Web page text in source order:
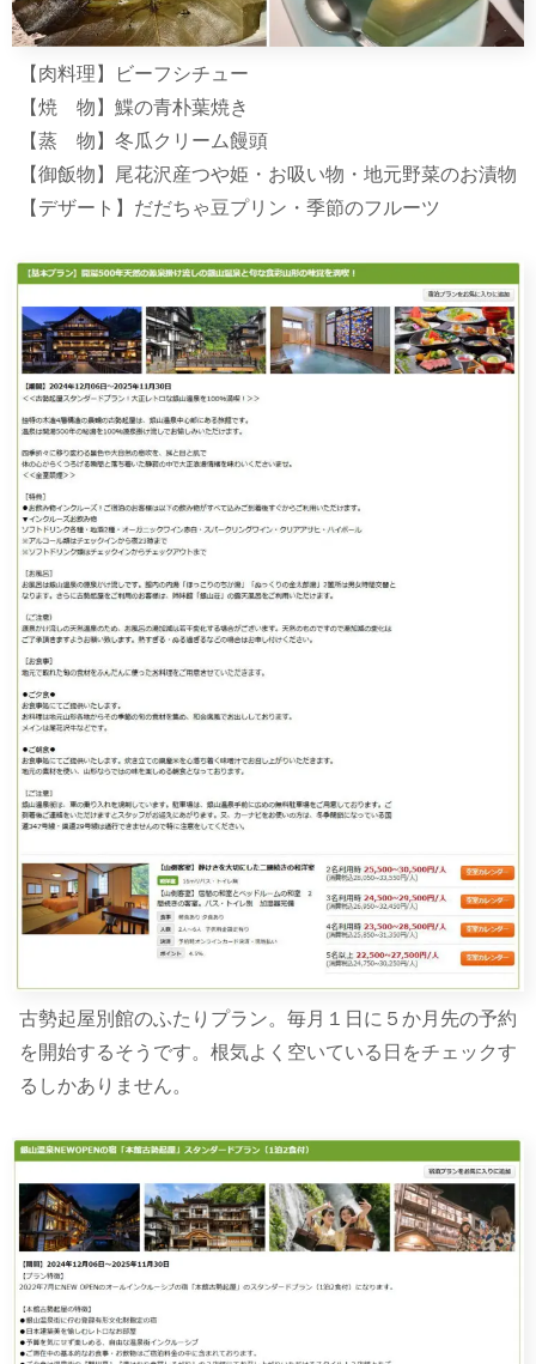
【肉料理】ビーフシチュー
【焼 物】鰈の青朴葉焼き
【蒸 物】冬瓜クリーム饅頭
【御飯物】尾花沢産つや姫・お吸い物・地元野菜のお漬物
【デザート】だだちゃ豆プリン・季節のフルーツ
古勢起屋別館のふたりプラン。毎月１日に５か月先の予約
を開始するそうです。根気よく空いている日をチェックす
るしかありません。